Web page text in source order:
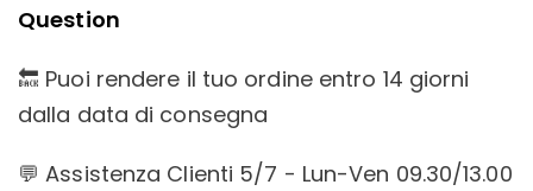
Question
🔙 Puoi rendere il tuo ordine entro 14 giorni
dalla data di consegna
💬 Assistenza Clienti 5/7 - Lun-Ven 09.30/13.00